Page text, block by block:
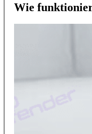
Wie